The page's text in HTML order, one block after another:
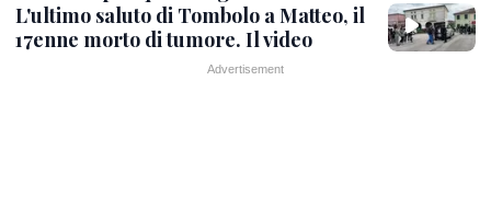
L'ultimo saluto di Tombolo a Matteo, il
17enne morto di tumore. Il video